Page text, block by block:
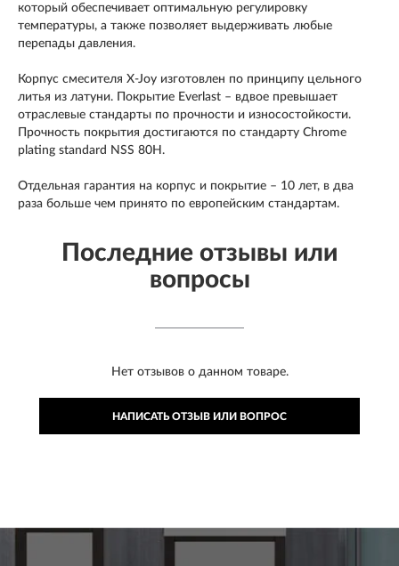
который обеспечивает оптимальную регулировку
температуры, а также позволяет выдерживать любые
перепады давления.
Корпус смесителя X-Joy изготовлен по принципу цельного
литья из латуни. Покрытие Everlast – вдвое превышает
отраслевые стандарты по прочности и износостойкости.
Прочность покрытия достигаются по стандарту Chrome
plating standard NSS 80H.
Отдельная гарантия на корпус и покрытие – 10 лет, в два
раза больше чем принято по европейским стандартам.
Последние отзывы или
вопросы
Нет отзывов о данном товаре.
НАПИСАТЬ ОТЗЫВ ИЛИ ВОПРОС